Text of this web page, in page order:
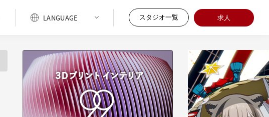
スタジオ一覧 求人